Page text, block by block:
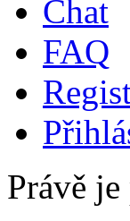
Chat
FAQ
Právě